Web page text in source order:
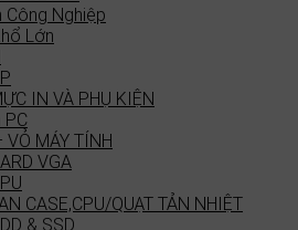
Công Nghiệp
Lớn
IN VÀ PHỤ KIỆN
PC
VỎ MÁY TÍNH
VGA
CASE,CPU/QUẠT TẢN NHIỆT
& SSD